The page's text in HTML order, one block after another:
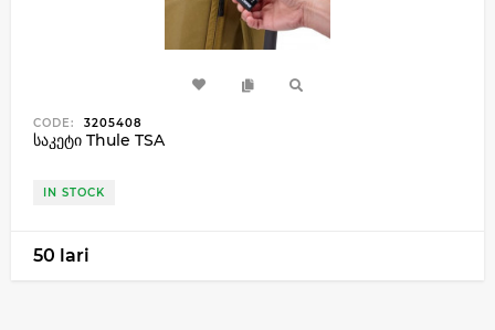
CODE: 3205408
საკეტი Thule TSA
IN STOCK
50 lari